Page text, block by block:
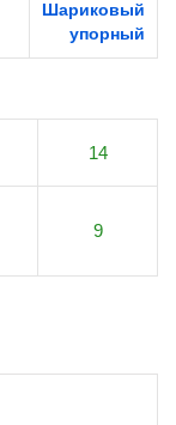
Шариковый
упорный
14
9